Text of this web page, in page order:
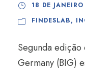
18 DE
FINDESLAB,
Segunda
Germany (BIG)